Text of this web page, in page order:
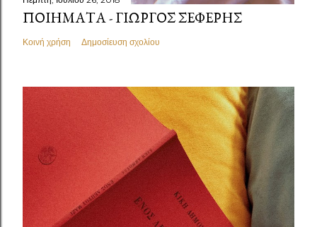
ΠΟΙΉΜΑΤΑ - ΓΙΏΡΓΟΣ ΣΕΦΈΡΗΣ
Κοινή χρήση Δημοσίευση σχολίου